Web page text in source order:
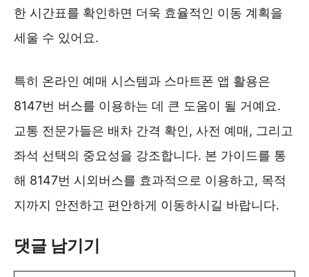
한 시간표를 확인하면 더욱 효율적인 이동 계획을
세울 수 있어요.
특히 온라인 예매 시스템과 스마트폰 앱 활용은
8147번 버스를 이용하는 데 큰 도움이 될 거예요.
교통 전문가들은 배차 간격 확인, 사전 예매, 그리고
좌석 선택의 중요성을 강조합니다. 본 가이드를 통
해 8147번 시외버스를 효과적으로 이용하고, 목적
지까지 안전하고 편안하게 이동하시길 바랍니다.
댓글 남기기